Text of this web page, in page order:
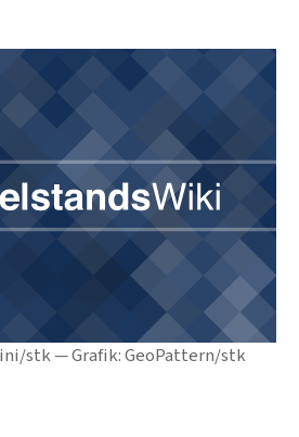
stk — Grafik: GeoPattern/stk